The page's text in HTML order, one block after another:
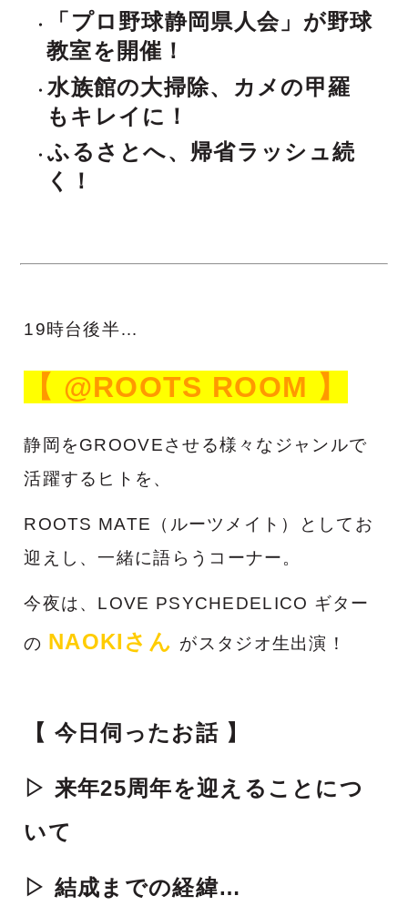
「プロ野球静岡県人会」が野球
教室を開催！
水族館の大掃除、カメの甲羅
もキレイに！
ふるさとへ、帰省ラッシュ続
く！
19時台後半…
【 @ROOTS ROOM 】
静岡をGROOVEさせる様々なジャンルで
活躍するヒトを、
ROOTS MATE（ルーツメイト）としてお
迎えし、一緒に語らうコーナー。
今夜は、LOVE PSYCHEDELICO ギター
の NAOKIさん がスタジオ生出演！
【 今日伺ったお話 】
▷ 来年25周年を迎えることにつ
いて
▷ 結成までの経緯…